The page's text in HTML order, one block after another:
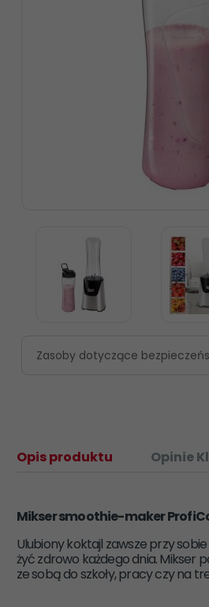
Zasoby dotyczące
Opis produktu Opinie
Mikser smoothie-maker
Ulubiony koktajl zawsze przy
żyć zdrowo każdego dnia. Mikser
ze sobą do szkoły, pracy czy na